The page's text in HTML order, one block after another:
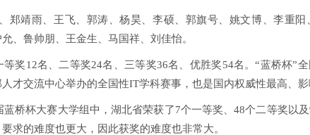
郑靖雨、王飞、郭涛、杨昊、李硕、郭旗号、姚文博、李重
、鲁帅朋、王金生、马国祥、刘佳怡。
奖12名、二等奖24名、三等奖36名、优胜奖54名。“蓝桥杯”
才交流中心举办的全国性IT学科赛事，也是国内权威性最高、影
桥杯大赛大学组中，湖北省荣获了7个一等奖、48个二等奖以
求的难度也更大，因此获奖的难度也非常大。